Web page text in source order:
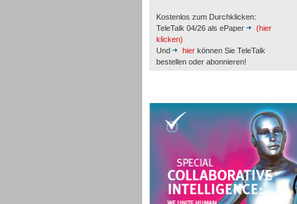
Kostenlos zum Durchklicken:
TeleTalk 04/26 als ePaper
(hier
klicken)
Und
hier können Sie TeleTalk
bestellen oder abonnieren!
Personal